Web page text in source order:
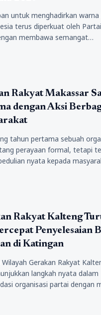
untuk menghadirkan
terus diperkuat oleh
membawa semangat…
Rakyat Makassar
dengan Aksi
tahun pertama sebuah
perayaan formal, tetapi
nyata kepada
Rakyat Kalteng
Penyelesaian
di Katingan
Gerakan Rakyat
langkah nyata dalam
organisasi partai dengan